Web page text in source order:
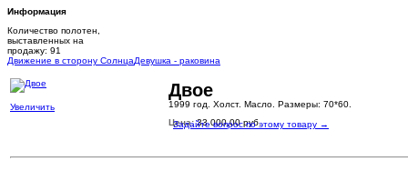
Информация
Количество полотен,
выставленных на
продажу: 91
Движение в сторону СолнцаДевушка - раковина
Увеличить
Двое
Цена:33.000,00 руб.
1999 год. Холст. Масло. Размеры: 70*60.
Задайте вопрос по этому товару →